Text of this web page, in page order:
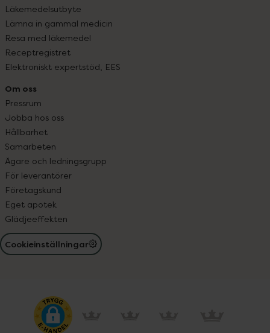
Läkemedelsutbyte
Lämna in gammal medicin
Resa med läkemedel
Receptregistret
Elektroniskt expertstöd, EES
Om oss
Pressrum
Jobba hos oss
Hållbarhet
Samarbeten
Ägare och ledningsgrupp
För leverantörer
Företagskund
Eget apotek
Glädjeeffekten
Cookieinställningar